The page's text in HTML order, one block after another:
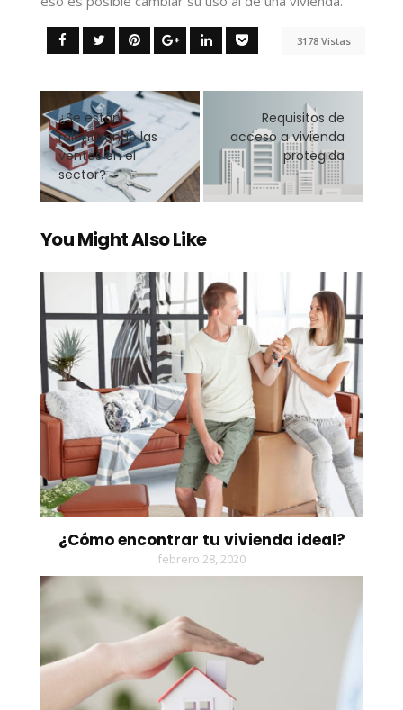
3178 Vistas
¿Se están
ralentizando las
ventas en el
sector?
Requisitos de
acceso a vivienda
protegida
You Might Also Like
¿Cómo encontrar tu vivienda ideal?
febrero 28, 2020